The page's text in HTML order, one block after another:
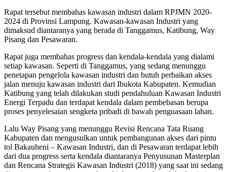
Rapat tersebut membahas kawasan industri dalam RPJMN 2020-
2024 di Provinsi Lampung. Kawasan-kawasan Industri yang
dimaksud diantaranya yang berada di Tanggamus, Katibung, Way
Pisang dan Pesawaran.
Rapat juga membahas progress dan kendala-kendala yang dialami
setiap kawasan. Seperti di Tanggamus, yang sedang menunggu
penetapan pengelola kawasan industri dan butuh perbaikan akses
jalan menuju kawasan industri dari Ibukota Kabupaten. Kemudian
Katibung yang telah dilakukan studi pendahuluan Kawasan Industri
Energi Terpadu dan terdapat kendala dalam pembebasan berupa
proses penyelesaian sengketa pribadi di bawah penguasaan lahan.
Lalu Way Pisang yang menunggu Revisi Rencana Tata Ruang
Kabupaten dan mengusulkan untuk pembangunan akses dari pintu
tol Bakauheni – Kawasan Industri, dan di Pesawaran terdapat lebih
dari dua progress serta kendala diantaranya Penyusunan Masterplan
dan Rencana Strategis Kawasan Industri (2018) yang saat ini sedang